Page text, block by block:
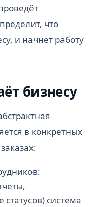
что
и начнёт работу
бизнесу
в конкретных
система